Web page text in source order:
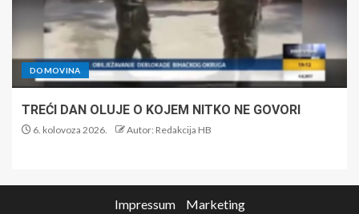
DOMOVINA
TREĆI DAN OLUJE O KOJEM NITKO NE GOVORI
6. kolovoza 2026. Autor: Redakcija HB
Impressum Marketing